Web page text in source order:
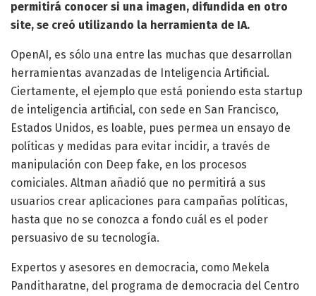
permitirá conocer si una imagen, difundida en otro
site, se creó utilizando la herramienta de IA.
OpenAI, es sólo una entre las muchas que desarrollan
herramientas avanzadas de Inteligencia Artificial.
Ciertamente, el ejemplo que está poniendo esta startup
de inteligencia artificial, con sede en San Francisco,
Estados Unidos, es loable, pues permea un ensayo de
políticas y medidas para evitar incidir, a través de
manipulación con Deep fake, en los procesos
comiciales. Altman añadió que no permitirá a sus
usuarios crear aplicaciones para campañas políticas,
hasta que no se conozca a fondo cuál es el poder
persuasivo de su tecnología.
Expertos y asesores en democracia, como Mekela
Panditharatne, del programa de democracia del Centro